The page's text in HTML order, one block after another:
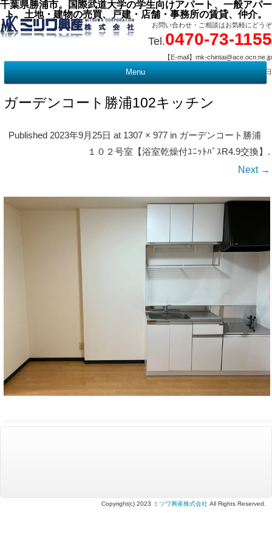
千葉県勝浦市。国際武道大学の学生向けアパート、一般アパー
ト、土地・建物の売買、戸建・店舗・事務所の賃貸、仲介。
お問い合わせ・ご相談はお気軽にどうぞ
Tel.0470-73-1155
【E-mail】mk-chintai@ace.ocn.ne.jp
【営業時間】09:00 ～ 17:15 【定 休 日】水曜・祭日
Menu
ガーデンコート勝浦102キッチン
Published2023年9月25日 at 1307 × 977 in ガーデンコート勝浦
１０２号室【浴室乾燥付ﾕﾆｯﾄﾊﾞｽR4.9交換】 .
Next →
Copyright(c) 2023 ミツワ興産株式会社 All Rights Reserved.